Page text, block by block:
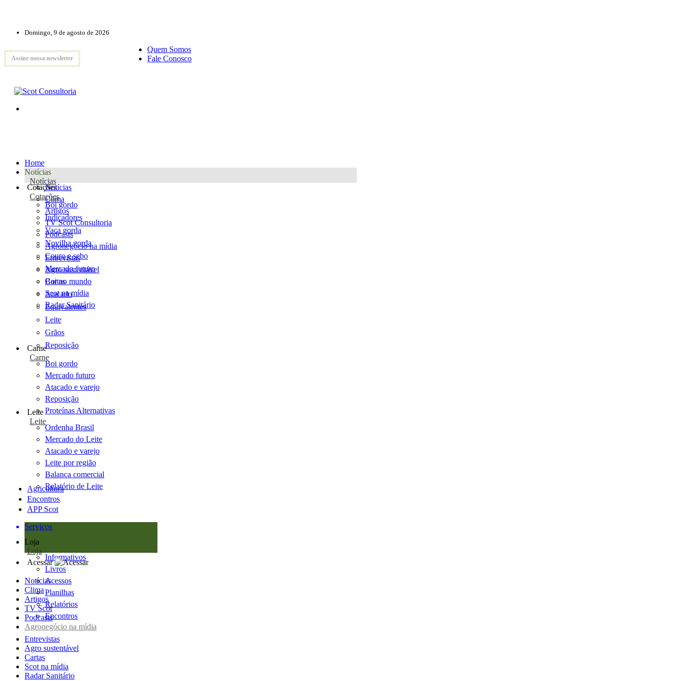
Domingo, 9 de agosto de 2026
Assine nossa newsletter
Quem Somos
Fale Conosco
Home
Notícias
Notícias
Notícias
Clima
Artigos
TV Scot Consultoria
Podcasts
Agronegócio na mídia
Entrevistas
Agro sustentável
Cartas
Scot na mídia
Radar Sanitário
Cotações
Cotações
Boi gordo
Indicadores
Vaca gorda
Novilha gorda
Couro e sebo
Mercado futuro
Boi no mundo
Atacado
Equivalentes
Leite
Grãos
Reposição
Carne
Carne
Boi gordo
Mercado futuro
Atacado e varejo
Reposição
Proteínas Alternativas
Leite
Leite
Ordenha Brasil
Mercado do Leite
Atacado e varejo
Leite por região
Balança comercial
Relatório de Leite
Agricultura
Encontros
APP Scot
Serviços
Loja
Loja
Informativos
Livros
Acessos
Planilhas
Relatórios
Encontros
Acessar
Notícias
Clima
Artigos
TV Scot
Podcasts
Agronegócio na mídia
Entrevistas
Agro sustentável
Cartas
Scot na mídia
Radar Sanitário